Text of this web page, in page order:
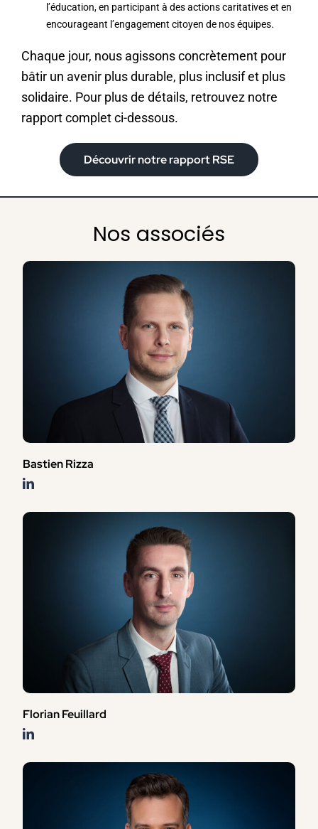
l’éducation, en participant à des actions caritatives et en
encourageant l’engagement citoyen de nos équipes.
Chaque jour, nous agissons concrètement pour
bâtir un avenir plus durable, plus inclusif et plus
solidaire. Pour plus de détails, retrouvez notre
rapport complet ci-dessous.
Découvrir notre rapport RSE
Nos associés
Bastien Rizza
Florian Feuillard